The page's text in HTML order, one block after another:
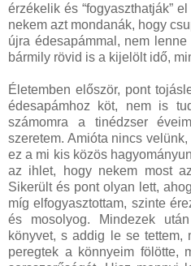
érzékelik és “fogyaszthatják”
nekem azt mondanák, hogy
újra édesapámmal, nem
bármily rövid is a kijelölt idő,
Életemben először, pont
édesapámhoz köt, nem is
számomra a tinédzser
szeretem. Amióta nincs
ez a mi kis közös
az ihlet, hogy nekem most
Sikerült és pont olyan lett,
míg elfogyasztottam, szinte
és mosolyog. Mindezek
könyvet, s addig le se tettem,
peregtek a könnyeim fölötte,